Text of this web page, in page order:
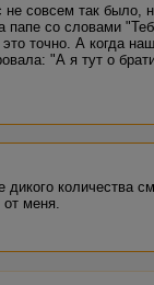
не совсем так
папе со словами
точно. А когда
"А я тут о
дикого количества
от меня.